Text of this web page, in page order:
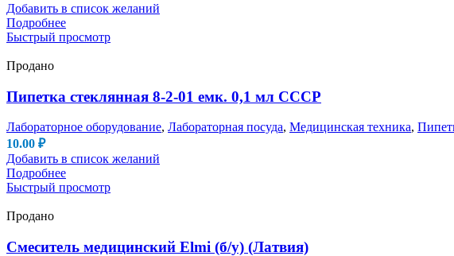
Добавить в список желаний
Подробнее
Быстрый просмотр
Продано
Пипетка стеклянная 8-2-01 емк. 0,1 мл СССР
Лабораторное оборудование, Лабораторная посуда, Медицинская техника,
10.00 ₽
Добавить в список желаний
Подробнее
Быстрый просмотр
Продано
Смеситель медицинский Elmi (б/у) (Латвия)